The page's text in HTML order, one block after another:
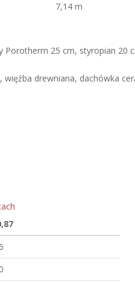
7,14 m
Porotherm 25 cm, styropian 20
drewniana, dachówka